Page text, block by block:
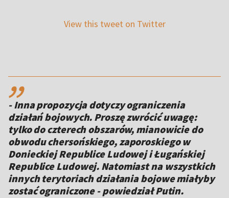
View this tweet on Twitter
,,
- Inna propozycja dotyczy ograniczenia
działań bojowych. Proszę zwrócić uwagę:
tylko do czterech obszarów, mianowicie do
obwodu chersońskiego, zaporoskiego w
Donieckiej Republice Ludowej i Ługańskiej
Republice Ludowej. Natomiast na wszystkich
innych terytoriach działania bojowe miałyby
zostać ograniczone - powiedział Putin.